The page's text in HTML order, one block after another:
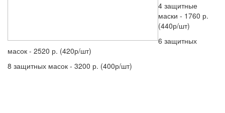
4 защитные
маски - 1760 р.
(440р/шт)
6 защитных
масок - 2520 р. (420р/шт)
8 защитных масок - 3200 р. (400р/шт)